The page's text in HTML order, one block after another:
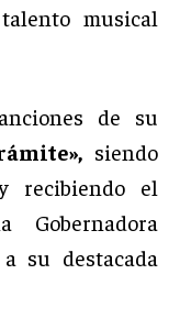
musical
de su
siendo
recibiendo el
su destacada